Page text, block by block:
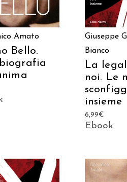
Amato
Bello.
Giuseppe
Bianco
La
noi. Le
insieme
6,99€
Ebook